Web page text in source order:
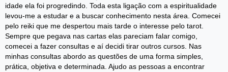
idade ela foi progredindo. Toda esta ligação com a espiritualidade
levou-me a estudar e a buscar conhecimento nesta área. Comecei
pelo reiki que me despertou mais tarde o interesse pelo tarot.
Sempre que pegava nas cartas elas pareciam falar comigo,
comecei a fazer consultas e aí decidi tirar outros cursos. Nas
minhas consultas abordo as questões de uma forma simples,
prática, objetiva e determinada. Ajudo as pessoas a encontrar